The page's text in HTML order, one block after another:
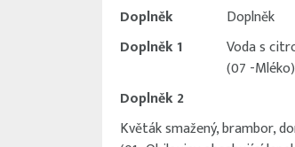
Doplněk
Doplněk
Doplněk 1
Voda s
(07 -Mléko)
Doplněk 2
Květák smažený, brambor,